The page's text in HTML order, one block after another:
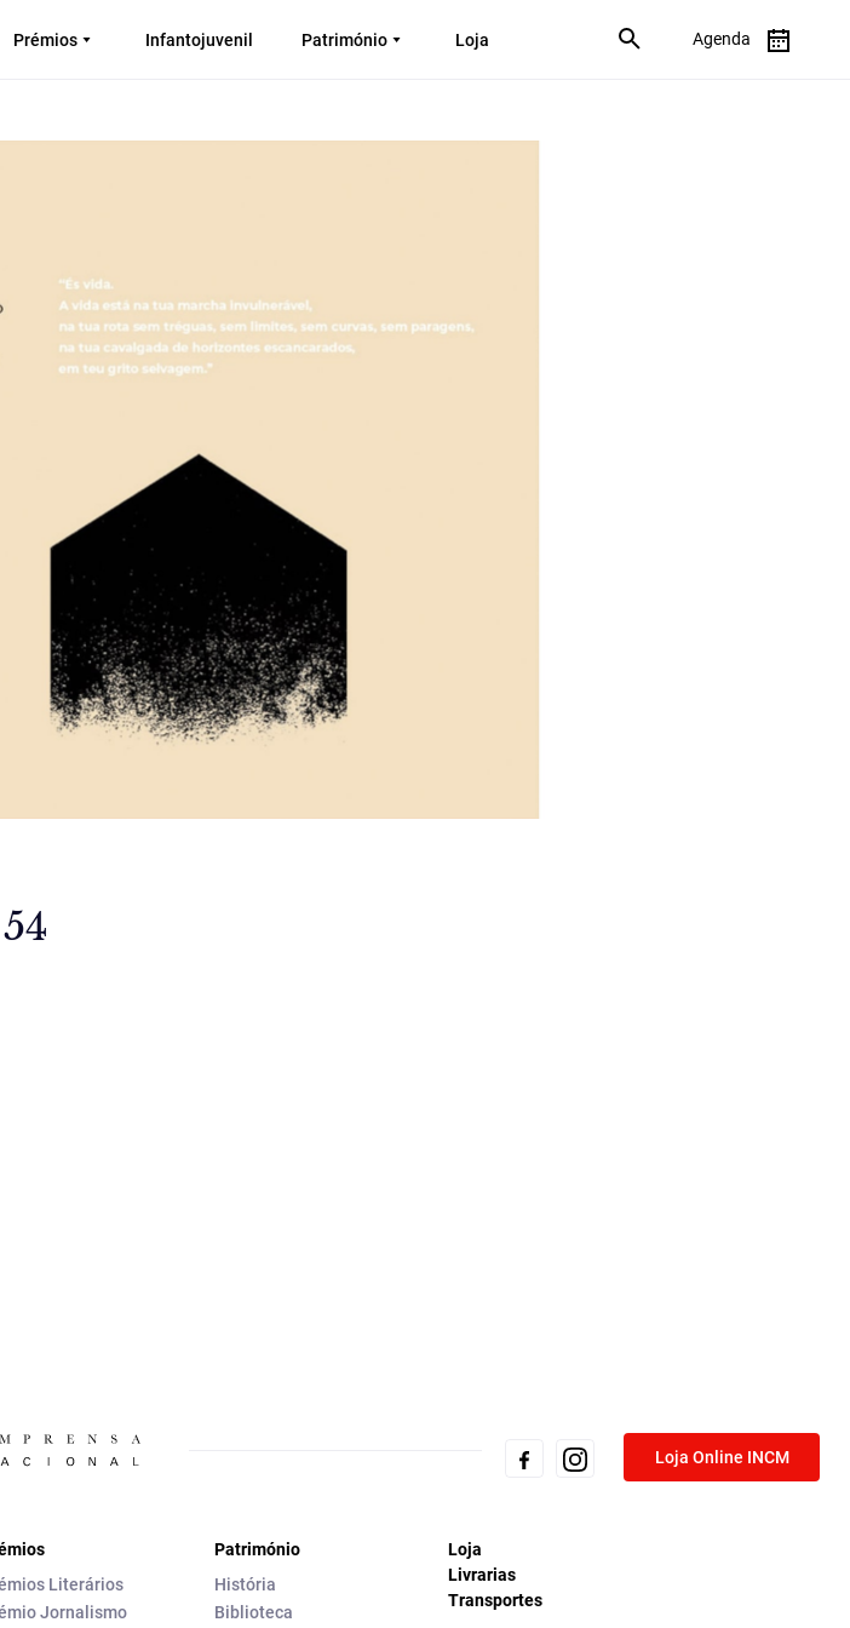
Prémios Infantojuvenil Património Loja Agenda
Loja Online INCM
Literários
Jornalismo
Património
História
Biblioteca
Loja
Livrarias
Transportes